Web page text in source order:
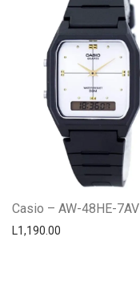
Casio – AW-48HE-7AV
L1,190.00